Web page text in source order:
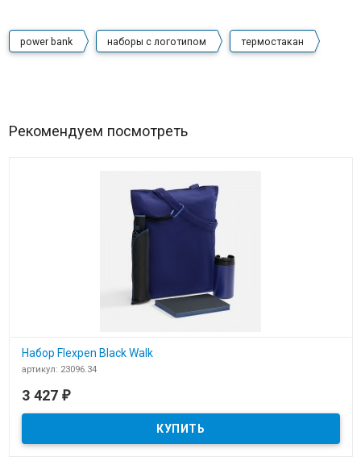
power bank наборы с логотипом термостакан
Рекомендуем посмотреть
Набор Flexpen Black Walk
артикул: 23096.34
3 427 ₽